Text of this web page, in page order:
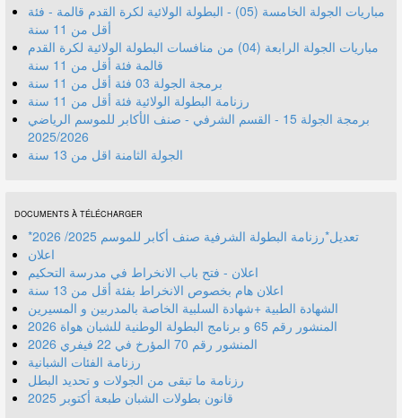
مباريات الجولة الخامسة (05) - البطولة الولائية لكرة القدم قالمة - فئة
أقل من 11 سنة
مباريات الجولة الرابعة (04) من منافسات البطولة الولائية لكرة القدم
قالمة فئة أقل من 11 سنة
برمجة الجولة 03 فئة أقل من 11 سنة
رزنامة البطولة الولائية فئة أقل من 11 سنة
برمجة الجولة 15 - القسم الشرفي - صنف الأكابر للموسم الرياضي
2025/2026
الجولة الثامنة اقل من 13 سنة
DOCUMENTS À TÉLÉCHARGER
*تعديل*رزنامة البطولة الشرفية صنف أكابر للموسم 2025/ 2026
اعلان
اعلان - فتح باب الانخراط في مدرسة التحكيم
اعلان هام بخصوص الانخراط بفئة أقل من 13 سنة
الشهادة الطبية +شهادة السلبية الخاصة بالمدربين و المسيرين
المنشور رقم 70 المؤرخ في 22 فيفري 2026
رزنامة الفئات الشبانية
رزنامة ما تبقى من الجولات و تحديد البطل
قانون بطولات الشبان طبعة أكتوبر 2025